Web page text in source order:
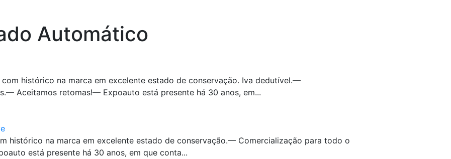
Automático
histórico na marca em excelente estado de conservação. Iva dedutível.—
Aceitamos retomas!— Expoauto está presente há 30 anos, em...
histórico na marca em excelente estado de conservação.— Comercialização para todo o
está presente há 30 anos, em que conta...